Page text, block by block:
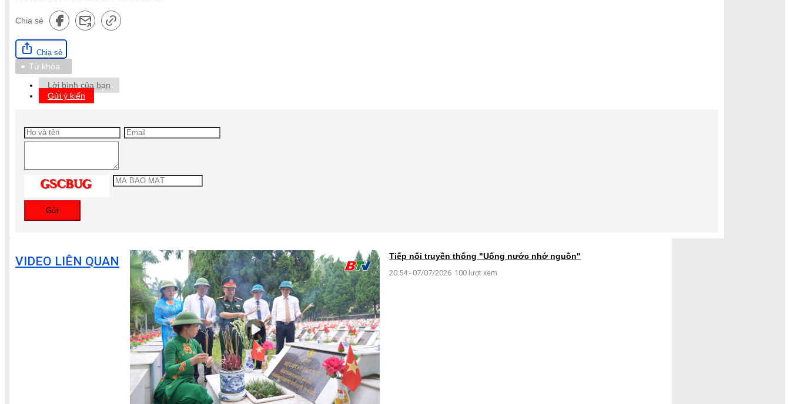
Chia sẻ
Chia sẻ
Từ khóa
Lời bình của bạn
Gửi ý kiến
Gửi
VIDEO LIÊN QUAN Tiếp nối truyền thống "Uống nước nhớ nguồn"
20:54 - 07/07/2026 100 lượt xem